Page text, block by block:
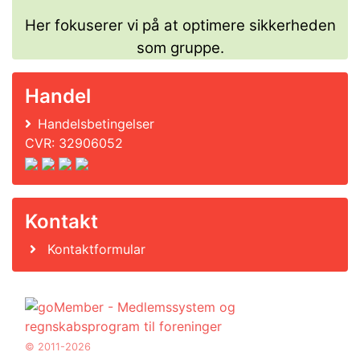
Her fokuserer vi på at optimere sikkerheden
som gruppe.
Handel
Handelsbetingelser
CVR: 32906052
Kontakt
Kontaktformular
© 2011-2026